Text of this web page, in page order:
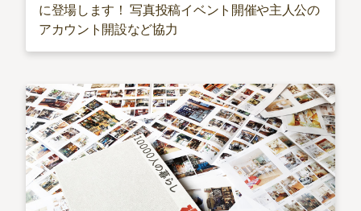
に登場します！ 写真投稿イベント開催や主人公の
アカウント開設など協力